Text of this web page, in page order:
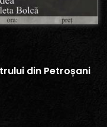
din Petroșani